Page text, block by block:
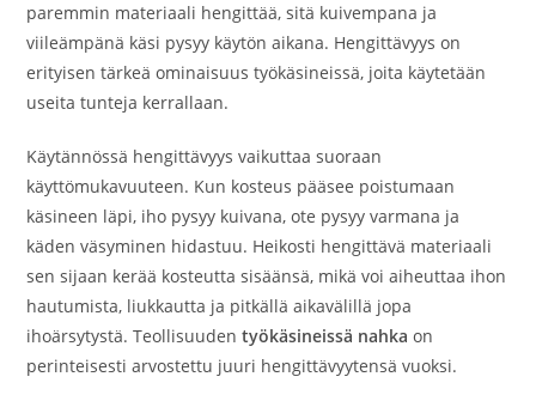
paremmin materiaali hengittää, sitä kuivempana ja
viileämpänä käsi pysyy käytön aikana. Hengittävyys on
erityisen tärkeä ominaisuus työkäsineissä, joita käytetään
useita tunteja kerrallaan.
Käytännössä hengittävyys vaikuttaa suoraan
käyttömukavuuteen. Kun kosteus pääsee poistumaan
käsineen läpi, iho pysyy kuivana, ote pysyy varmana ja
käden väsyminen hidastuu. Heikosti hengittävä materiaali
sen sijaan kerää kosteutta sisäänsä, mikä voi aiheuttaa ihon
hautumista, liukkautta ja pitkällä aikavälillä jopa
ihoärsytystä. Teollisuudentyökäsineissä nahka on
perinteisesti arvostettu juuri hengittävyytensä vuoksi.